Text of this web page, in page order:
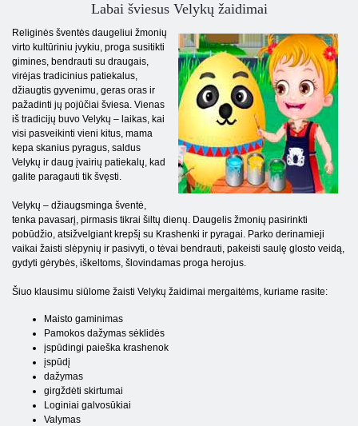
Labai šviesus Velykų žaidimai
Religinės šventės daugeliui žmonių
virto kultūriniu įvykiu, proga susitikti
gimines, bendrauti su draugais,
virėjas tradicinius patiekalus,
džiaugtis gyvenimu, geras oras ir
pažadinti jų pojūčiai šviesa. Vienas
iš tradicijų buvo Velykų – laikas, kai
visi pasveikinti vieni kitus, mama
kepa skanius pyragus, saldus
Velykų ir daug įvairių patiekalų, kad
galite paragauti tik švęsti.
Velykų – džiaugsminga šventė,
tenka pavasarį, pirmasis tikrai šiltų dienų. Daugelis žmonių pasirinkti
pobūdžio, atsižvelgiant krepšį su Krashenki ir pyragai. Parko derinamieji
vaikai žaisti slėpynių ir pasivyti, o tėvai bendrauti, pakeisti saulę glosto veidą,
gydyti gėrybės, iškeltoms, šlovindamas proga herojus.
Šiuo klausimu siūlome žaisti Velykų žaidimai mergaitėms, kuriame rasite:
Maisto gaminimas
Pamokos dažymas sėklidės
įspūdingi paieška krashenok
įspūdį
dažymas
girgždėti skirtumai
Loginiai galvosūkiai
Valymas